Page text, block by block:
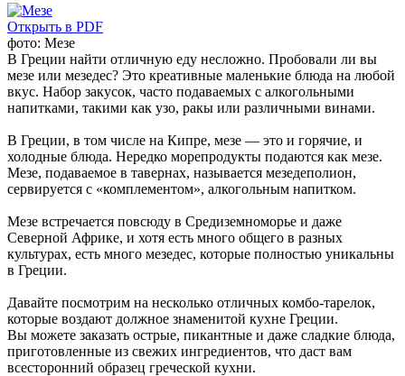
Открыть в PDF
фото: Мезе
В Греции найти отличную еду несложно. Пробовали ли вы
мезе или мезедес? Это креативные маленькие блюда на любой
вкус. Набор закусок, часто подаваемых с алкогольными
напитками, такими как узо, ракы или различными винами.
В Греции, в том числе на Кипре, мезе — это и горячие, и
холодные блюда. Нередко морепродукты подаются как мезе.
Мезе, подаваемое в тавернах, называется мезедеполион,
сервируется с «комплементом», алкогольным напитком.
Мезе встречается повсюду в Средиземноморье и даже
Северной Африке, и хотя есть много общего в разных
культурах, есть много мезедес, которые полностью уникальны
в Греции.
Давайте посмотрим на несколько отличных комбо-тарелок,
которые воздают должное знаменитой кухне Греции.
Вы можете заказать острые, пикантные и даже сладкие блюда,
приготовленные из свежих ингредиентов, что даст вам
всесторонний образец греческой кухни.